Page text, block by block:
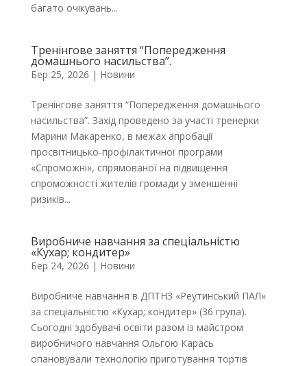
багато очікувань...
Тренінгове заняття “Попередження
домашнього насильства”.
Бер 25, 2026 | Новини
Тренінгове заняття “Попередження домашнього
насильства”. Захід проведено за участі тренерки
Марини Макаренко, в межах апробації
просвітницько-профілактичної програми
«Спроможні», спрямованої на підвищення
спроможності жителів громади у зменшенні
ризиків...
Виробниче навчання за спеціальністю
«Кухар; кондитер»
Бер 24, 2026 | Новини
Виробниче навчання в ДПТНЗ «Реутинський ПАЛ»
за спеціальністю «Кухар; кондитер» (36 група).
Сьогодні здобувачі освіти разом із майстром
виробничого навчання Ольгою Карась
опановували технологію приготування тортів